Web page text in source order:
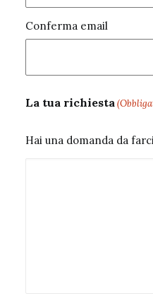
Conferma email
La tua richiesta
Hai una domanda da